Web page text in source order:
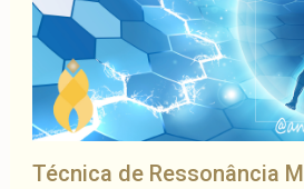
Técnica de Ressonância